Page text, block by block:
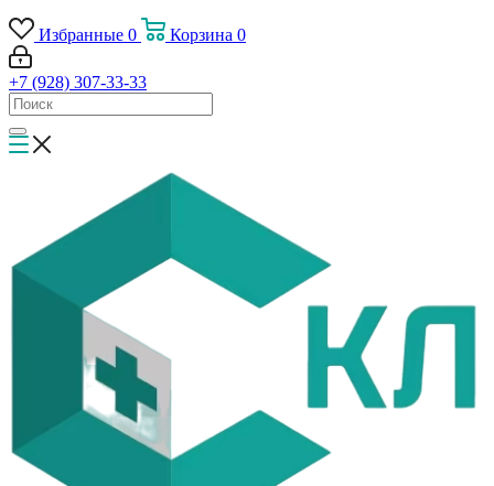
Избранные 0 Корзина 0
+7 (928) 307-33-33